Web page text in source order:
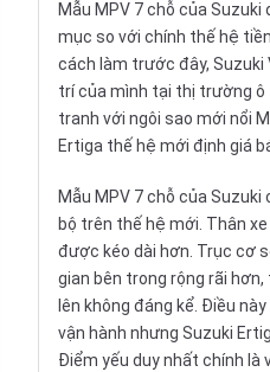
Mẫu MPV 7 chỗ của Suzuki
mục so với chính thế hệ
cách làm trước đây,
trí của mình tại thị trường ô
tranh với ngôi sao mới nổi
Ertiga thế hệ mới định giá
Mẫu MPV 7 chỗ của Suzuki
bộ trên thế hệ mới. Thân
được kéo dài hơn. Trục cơ
gian bên trong rộng rãi
lên không đáng kể. Điều
vận hành nhưng Suzuki
Điểm yếu duy nhất chính là